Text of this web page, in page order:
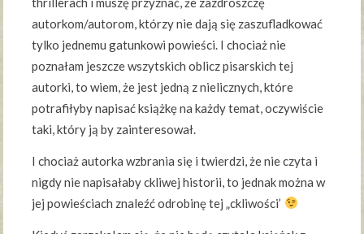
autorkom/autorom, którzy nie dają się zaszufladkować
tylko jednemu gatunkowi powieści. I chociaż nie
poznałam jeszcze wszytskich oblicz pisarskich tej
autorki, to wiem, że jest jedną z nielicznych, które
potrafiłyby napisać książkę na każdy temat, oczywiście
taki, który ją by zainteresował.
I chociaż autorka wzbrania się i twierdzi, że nie czyta i
nigdy nie napisałaby ckliwej historii, to jednak można w
jej powieściach znaleźć odrobinę tej „ckliwości’